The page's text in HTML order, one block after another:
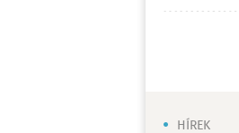
HÍREK